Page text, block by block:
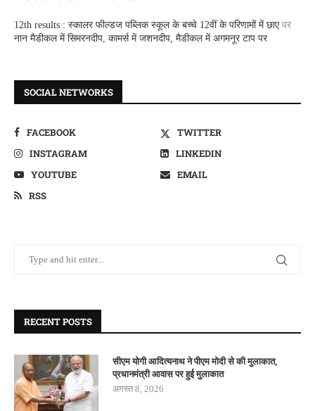
12th results : स्कालर फील्डज पब्लिक स्कूल के बच्चे 12वीं के परिणामों में छाएपर
नान मैडीकल में सिमरनदीप, कामर्स में जशनदीप, मैडीकल में अगमनूर टाप पर
SOCIAL NETWORKS
FACEBOOK
TWITTER
INSTAGRAM
LINKEDIN
YOUTUBE
EMAIL
RSS
RECENT POSTS
सीएम योगी आदित्यनाथ ने पीएम मोदी से की मुलाकात,
प्रधानमंत्री आवास पर हुई मुलाकात
अगस्त 8, 2026